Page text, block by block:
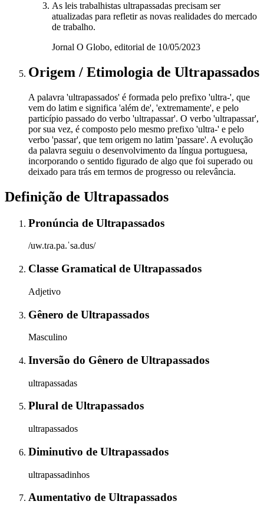
As leis trabalhistas ultrapassadas precisam ser
atualizadas para refletir as novas realidades do mercado
de trabalho.
Jornal O Globo, editorial de 10/05/2023
Origem / Etimologia de Ultrapassados
A palavra 'ultrapassados' é formada pelo prefixo 'ultra-', que
vem do latim e significa 'além de', 'extremamente', e pelo
particípio passado do verbo 'ultrapassar'. O verbo 'ultrapassar',
por sua vez, é composto pelo mesmo prefixo 'ultra-' e pelo
verbo 'passar', que tem origem no latim 'passare'. A evolução
da palavra seguiu o desenvolvimento da língua portuguesa,
incorporando o sentido figurado de algo que foi superado ou
deixado para trás em termos de progresso ou relevância.
Definição de Ultrapassados
Pronúncia de Ultrapassados
/uw.tɾa.pa.ˈsa.dus/
Classe Gramatical de Ultrapassados
Adjetivo
Gênero de Ultrapassados
Masculino
Inversão do Gênero de Ultrapassados
ultrapassadas
Plural de Ultrapassados
ultrapassados
Diminutivo de Ultrapassados
ultrapassadinhos
Aumentativo de Ultrapassados